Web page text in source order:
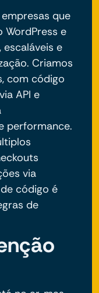
que
WordPress e
e
Criamos
com código
API e
performance.
via
código é
de